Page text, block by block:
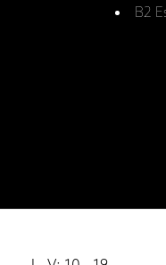
B2